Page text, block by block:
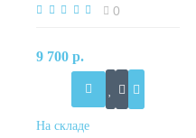
0
9 700 р.